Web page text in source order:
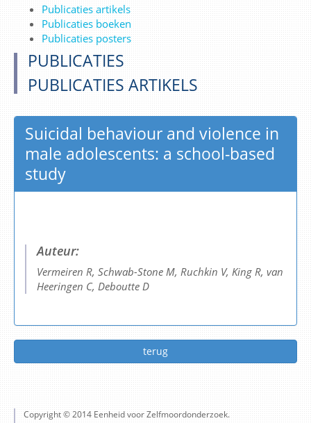
Publicaties artikels
Publicaties boeken
Publicaties posters
PUBLICATIES
PUBLICATIES ARTIKELS
Suicidal behaviour and violence in
male adolescents: a school-based
study
Auteur:
Vermeiren R, Schwab-Stone M, Ruchkin V, King R, van
Heeringen C, Deboutte D
terug
Copyright © 2014 Eenheid voor Zelfmoordonderzoek.